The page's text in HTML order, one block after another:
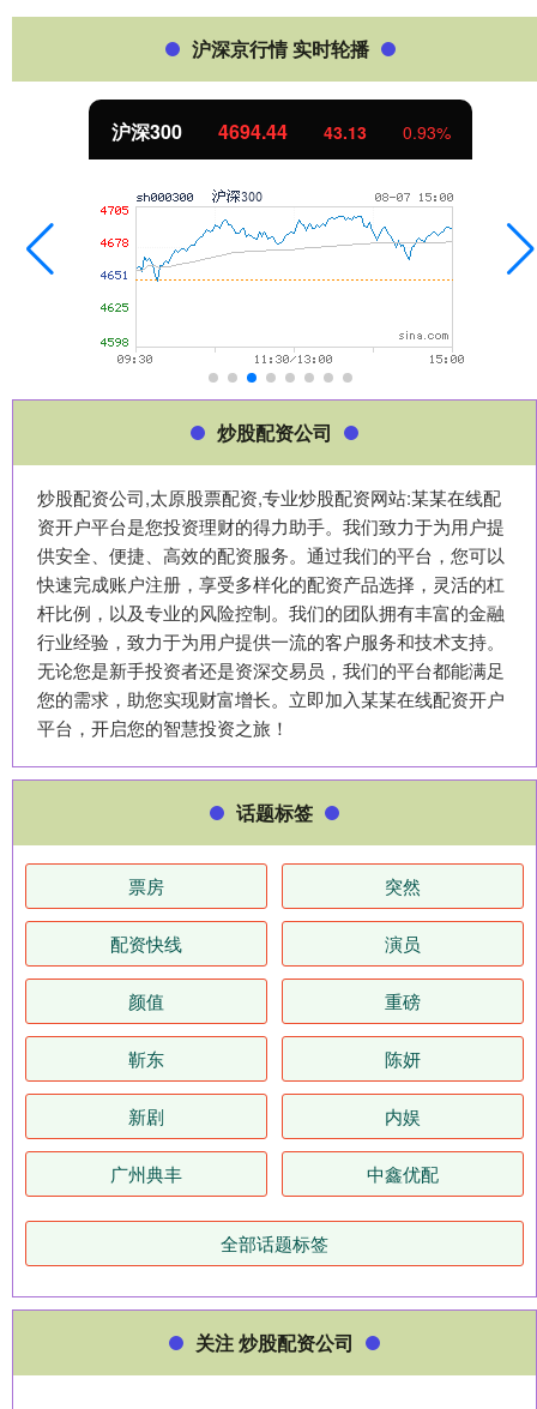
沪深京行情 实时轮播
沪深300 4694.44 43.13 0.93%
炒股配资公司
炒股配资公司,太原股票配资,专业炒股配资网站:某某在线配
资开户平台是您投资理财的得力助手。我们致力于为用户提
供安全、便捷、高效的配资服务。通过我们的平台，您可以
快速完成账户注册，享受多样化的配资产品选择，灵活的杠
杆比例，以及专业的风险控制。我们的团队拥有丰富的金融
行业经验，致力于为用户提供一流的客户服务和技术支持。
无论您是新手投资者还是资深交易员，我们的平台都能满足
您的需求，助您实现财富增长。立即加入某某在线配资开户
平台，开启您的智慧投资之旅！
话题标签
票房 突然
配资快线 演员
颜值 重磅
靳东 陈妍
新剧 内娱
广州典丰 中鑫优配
全部话题标签
关注 炒股配资公司